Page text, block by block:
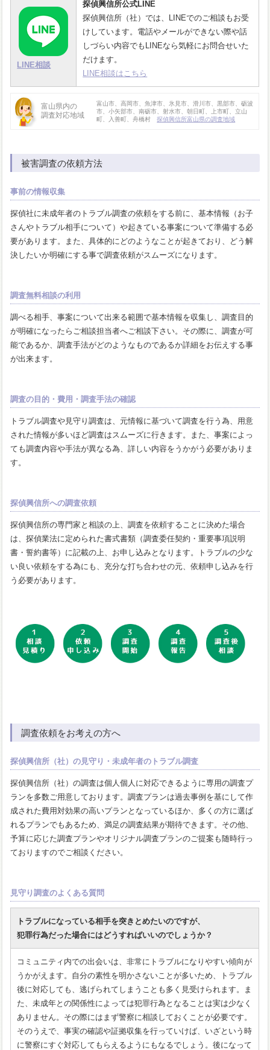
LINE相談
探偵興信所公式LINE
探偵興信所（社）では、LINEでのご相談もお受
けしています。電話やメールができない際や話
しづらい内容でもLINEなら気軽にお問合せいた
だけます。
LINE相談はこちら
富山県内の
調査対応地域
富山市、高岡市、魚津市、氷見市、滑川市、黒部市、砺波
市、小矢部市、南砺市、射水市、朝日町、上市町、立山
町、入善町、舟橋村探偵興信所富山県の調査地域
被害調査の依頼方法
事前の情報収集
探偵社に未成年者のトラブル調査の依頼をする前に、基本情報（お子
さんやトラブル相手について）や起きている事案について準備する必
要があります。また、具体的にどのようなことが起きており、どう解
決したいか明確にする事で調査依頼がスムーズになります。
調査無料相談の利用
調べる相手、事案について出来る範囲で基本情報を収集し、調査目的
が明確になったらご相談担当者へご相談下さい。その際に、調査が可
能であるか、調査手法がどのようなものであるか詳細をお伝えする事
が出来ます。
調査の目的・費用・調査手法の確認
トラブル調査や見守り調査は、元情報に基づいて調査を行う為、用意
された情報が多いほど調査はスムーズに行きます。また、事案によっ
ても調査内容や手法が異なる為、詳しい内容をうかがう必要がありま
す。
探偵興信所への調査依頼
探偵興信所の専門家と相談の上、調査を依頼することに決めた場合
は、探偵業法に定められた書式書類（調査委任契約・重要事項説明
書・誓約書等）に記載の上、お申し込みとなります。トラブルの少な
い良い依頼をする為にも、充分な打ち合わせの元、依頼申し込みを行
う必要があります。
調査依頼をお考えの方へ
探偵興信所（社）の見守り・未成年者のトラブル調査
探偵興信所（社）の調査は個人個人に対応できるように専用の調査プ
ランを多数ご用意しております。調査プランは過去事例を基にして作
成された費用対効果の高いプランとなっているほか、多くの方に選ば
れるプランでもあるため、満足の調査結果が期待できます。その他、
予算に応じた調査プランやオリジナル調査プランのご提案も随時行っ
ておりますのでご相談ください。
見守り調査のよくある質問
トラブルになっている相手を突きとめたいのですが、
犯罪行為だった場合にはどうすればいいのでしょうか？
コミュニティ内での出会いは、非常にトラブルになりやすい傾向が
うかがえます。自分の素性を明かさないことが多いため、トラブル
後に対応しても、逃げられてしまうことも多く見受けられます。ま
た、未成年との関係性によっては犯罪行為となることは実は少なく
ありません。その際にはまず警察に相談しておくことが必要です。
そのうえで、事実の確認や証拠収集を行っていけば、いざという時
に警察にすぐ対応してもらえるようにもなるでしょう。後になって